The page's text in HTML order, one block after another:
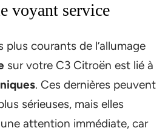
voyant service
plus courants de l’allumage
sur votre C3 Citroën est lié à
. Ces dernières peuvent
sérieuses, mais elles
attention immédiate, car